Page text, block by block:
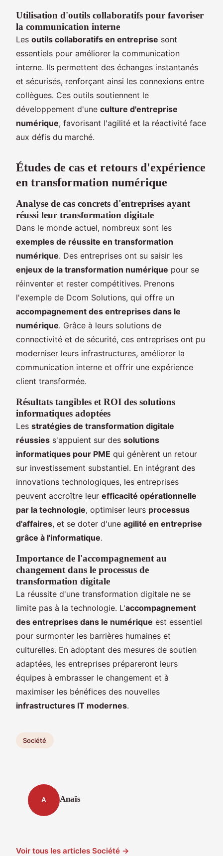
Utilisation d'outils collaboratifs pour favoriser
la communication interne
Les outils collaboratifs en entreprise sont
essentiels pour améliorer la communication
interne. Ils permettent des échanges instantanés
et sécurisés, renforçant ainsi les connexions entre
collègues. Ces outils soutiennent le
développement d'une culture d'entreprise
numérique, favorisant l'agilité et la réactivité face
aux défis du marché.
Études de cas et retours d'expérience
en transformation numérique
Analyse de cas concrets d'entreprises ayant
réussi leur transformation digitale
Dans le monde actuel, nombreux sont les
exemples de réussite en transformation
numérique. Des entreprises ont su saisir les
enjeux de la transformation numérique pour se
réinventer et rester compétitives. Prenons
l'exemple de Dcom Solutions, qui offre un
accompagnement des entreprises dans le
numérique. Grâce à leurs solutions de
connectivité et de sécurité, ces entreprises ont pu
moderniser leurs infrastructures, améliorer la
communication interne et offrir une expérience
client transformée.
Résultats tangibles et ROI des solutions
informatiques adoptées
Les stratégies de transformation digitale
réussies s'appuient sur des solutions
informatiques pour PME qui génèrent un retour
sur investissement substantiel. En intégrant des
innovations technologiques, les entreprises
peuvent accroître leur efficacité opérationnelle
par la technologie, optimiser leurs processus
d'affaires, et se doter d'une agilité en entreprise
grâce à l'informatique.
Importance de l'accompagnement au
changement dans le processus de
transformation digitale
La réussite d'une transformation digitale ne se
limite pas à la technologie. L'accompagnement
des entreprises dans le numérique est essentiel
pour surmonter les barrières humaines et
culturelles. En adoptant des mesures de soutien
adaptées, les entreprises prépareront leurs
équipes à embrasser le changement et à
maximiser les bénéfices des nouvelles
infrastructures IT modernes.
Société
A Anaïs
Voir tous les articles Société →